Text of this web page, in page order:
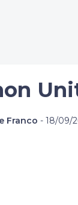
Franco - 18/09/